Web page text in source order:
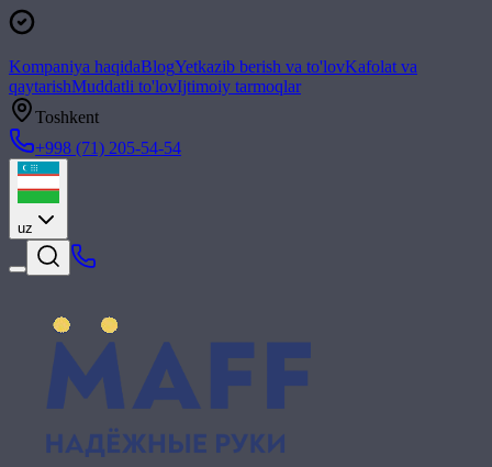
Kompaniya haqidaBlogYetkazib berish va to'lovKafolat va
qaytarishMuddatli to'lovIjtimoiy tarmoqlar
Toshkent
+998 (71) 205-54-54
uz